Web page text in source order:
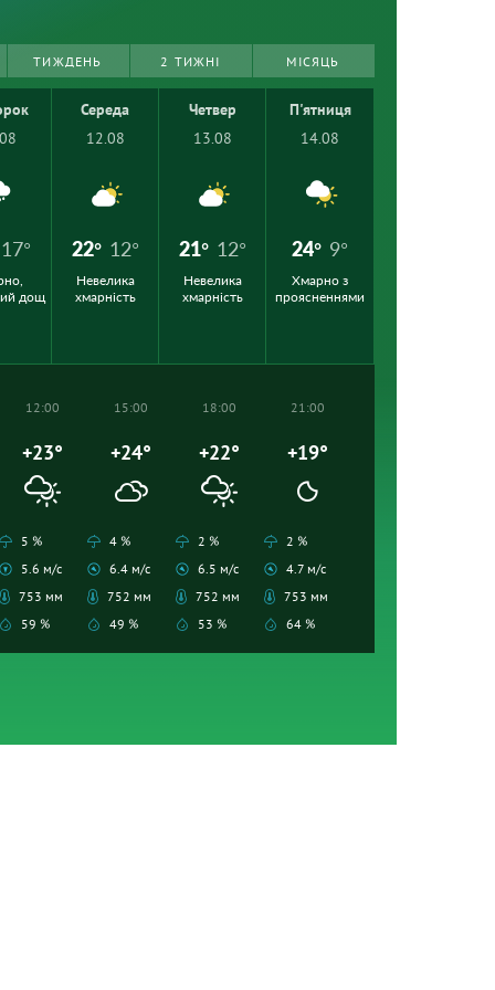
ТИЖДЕНЬ 2 ТИЖНІ МІСЯЦЬ
17°
дощ
Середа
12.08
22° 12°
Невелика
хмарність
Четвер
13.08
21° 12°
Невелика
хмарність
П'ятниця
14.08
24° 9°
Хмарно з
проясненнями
12:00
+23°
5 %
5.6 м/с
753 мм
59 %
15:00
+24°
4 %
6.4 м/с
752 мм
49 %
18:00
+22°
2 %
6.5 м/с
752 мм
53 %
21:00
+19°
2 %
4.7 м/с
753 мм
64 %